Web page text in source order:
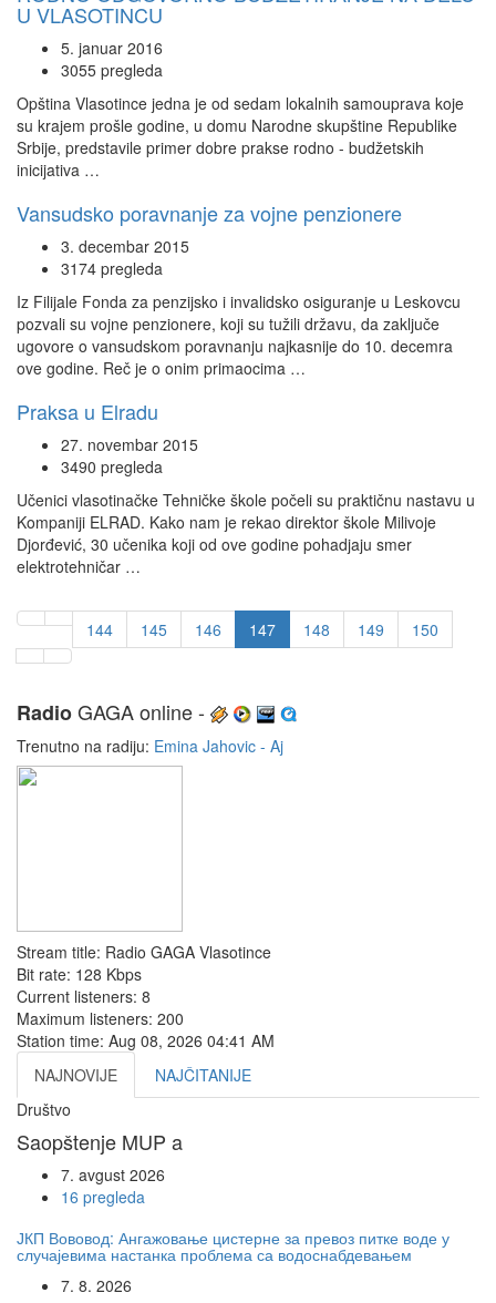
U VLASOTINCU
5. januar 2016
3055 pregleda
Opština Vlasotince jedna je od sedam lokalnih samouprava koje
su krajem prošle godine, u domu Narodne skupštine Republike
Srbije, predstavile primer dobre prakse rodno - budžetskih
inicijativa …
Vansudsko poravnanje za vojne penzionere
3. decembar 2015
3174 pregleda
Iz Filijale Fonda za penzijsko i invalidsko osiguranje u Leskovcu
pozvali su vojne penzionere, koji su tužili državu, da zaključe
ugovore o vansudskom poravnanju najkasnije do 10. decemra
ove godine. Reč je o onim primaocima …
Praksa u Elradu
27. novembar 2015
3490 pregleda
Učenici vlasotinačke Tehničke škole počeli su praktičnu nastavu u
Kompaniji ELRAD. Kako nam je rekao direktor škole Milivoje
Djorđević, 30 učenika koji od ove godine pohadjaju smer
elektrotehničar …
144 145 146 147 148 149 150
RadioGAGA online -
Trenutno na radiju: Emina Jahovic - Aj
Stream title: Radio GAGA Vlasotince
Bit rate: 128 Kbps
Current listeners: 8
Maximum listeners: 200
Station time: Aug 08, 2026 04:41 AM
NAJNOVIJE
NAJČITANIJE
Društvo
Saopštenje MUP a
7. avgust 2026
16 pregleda
ЈКП Вововод: Ангажовање цистерне за превоз питке воде у
случајевима настанка проблема са водоснабдевањем
7. 8. 2026